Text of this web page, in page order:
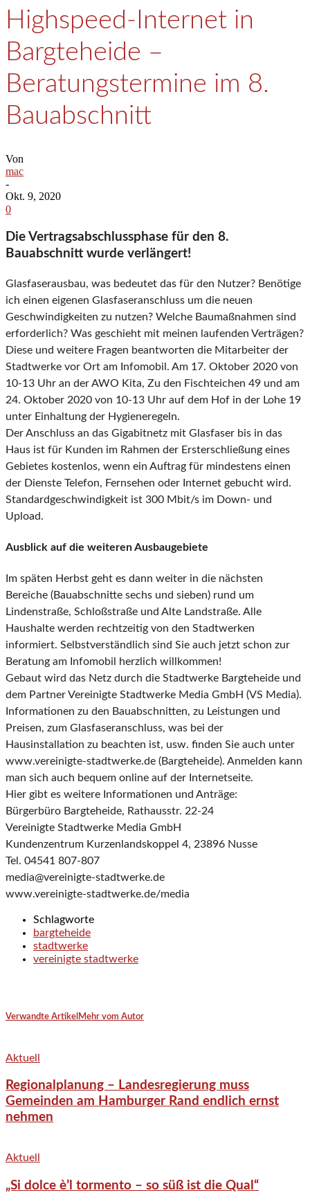
Highspeed-Internet in
Bargteheide –
Beratungstermine im 8.
Bauabschnitt
Von
mac
-
Okt. 9, 2020
0
Die Vertragsabschlussphase für den 8.
Bauabschnitt wurde verlängert!
Glasfaserausbau, was bedeutet das für den Nutzer? Benötige
ich einen eigenen Glasfaseranschluss um die neuen
Geschwindigkeiten zu nutzen? Welche Baumaßnahmen sind
erforderlich? Was geschieht mit meinen laufenden Verträgen?
Diese und weitere Fragen beantworten die Mitarbeiter der
Stadtwerke vor Ort am Infomobil. Am 17. Oktober 2020 von
10-13 Uhr an der AWO Kita, Zu den Fischteichen 49 und am
24. Oktober 2020 von 10-13 Uhr auf dem Hof in der Lohe 19
unter Einhaltung der Hygieneregeln.
Der Anschluss an das Gigabitnetz mit Glasfaser bis in das
Haus ist für Kunden im Rahmen der Ersterschließung eines
Gebietes kostenlos, wenn ein Auftrag für mindestens einen
der Dienste Telefon, Fernsehen oder Internet gebucht wird.
Standardgeschwindigkeit ist 300 Mbit/s im Down- und
Upload.
Ausblick auf die weiteren Ausbaugebiete
Im späten Herbst geht es dann weiter in die nächsten
Bereiche (Bauabschnitte sechs und sieben) rund um
Lindenstraße, Schloßstraße und Alte Landstraße. Alle
Haushalte werden rechtzeitig von den Stadtwerken
informiert. Selbstverständlich sind Sie auch jetzt schon zur
Beratung am Infomobil herzlich willkommen!
Gebaut wird das Netz durch die Stadtwerke Bargteheide und
dem Partner Vereinigte Stadtwerke Media GmbH (VS Media).
Informationen zu den Bauabschnitten, zu Leistungen und
Preisen, zum Glasfaseranschluss, was bei der
Hausinstallation zu beachten ist, usw. finden Sie auch unter
www.vereinigte-stadtwerke.de (Bargteheide). Anmelden kann
man sich auch bequem online auf der Internetseite.
Hier gibt es weitere Informationen und Anträge:
Bürgerbüro Bargteheide, Rathausstr. 22-24
Vereinigte Stadtwerke Media GmbH
Kundenzentrum Kurzenlandskoppel 4, 23896 Nusse
Tel. 04541 807-807
media@vereinigte-stadtwerke.de
www.vereinigte-stadtwerke.de/media
Schlagworte
bargteheide
stadtwerke
vereinigte stadtwerke
Verwandte Artikel Mehr vom Autor
Aktuell
Regionalplanung – Landesregierung muss
Gemeinden am Hamburger Rand endlich ernst
nehmen
Aktuell
„Si dolce è’l tormento – so süß ist die Qual“